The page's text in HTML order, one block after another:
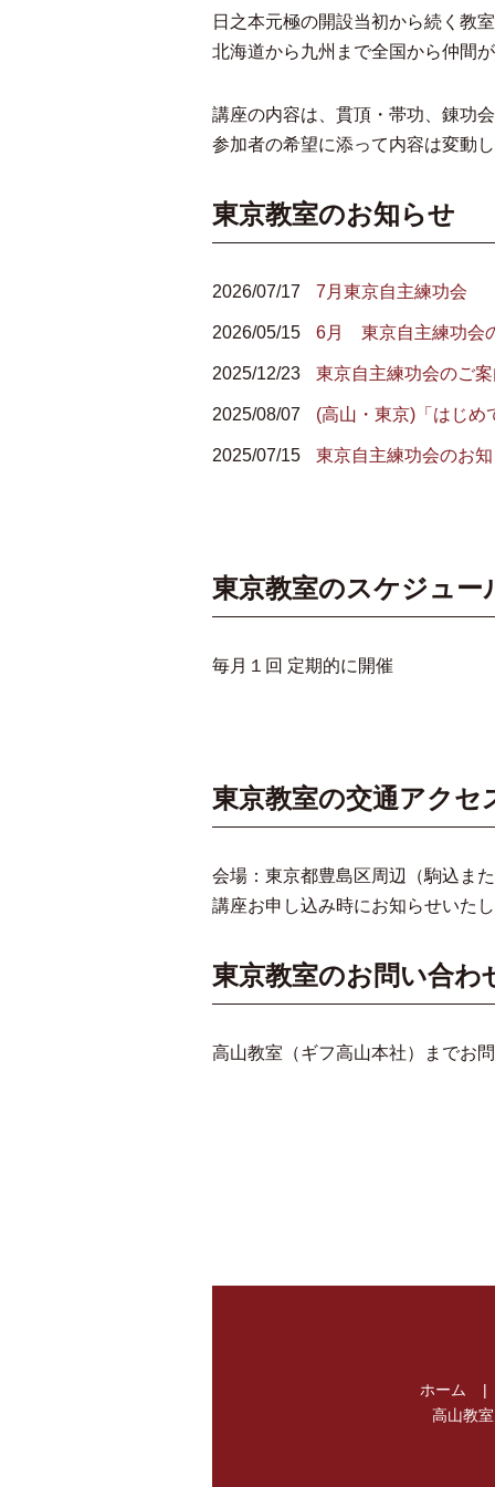
日之本元極の開設当初から続く教
北海道から九州まで全国から仲間
講座の内容は、貫頂・帯功、錬功
参加者の希望に添って内容は変動
東京教室のお知らせ
2026/07/17 7月東京自主練功会
2026/05/15 6月 東京自主練功会
2025/12/23 東京自主練功会のご
2025/08/07 (高山・東京)「はじめ
2025/07/15 東京自主練功会のお
東京教室のスケジュー
毎月１回 定期的に開催
東京教室の交通アクセ
会場：東京都豊島区周辺（駒込ま
講座お申し込み時にお知らせいた
東京教室のお問い合わ
高山教室（ギフ高山本社）までお
ホーム
高山教室